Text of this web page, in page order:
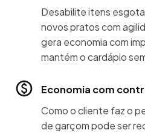
Desabilite itens
novos pratos com
gera economia com
mantém o cardápio
Economia com
Como o cliente faz o
de garçom pode ser